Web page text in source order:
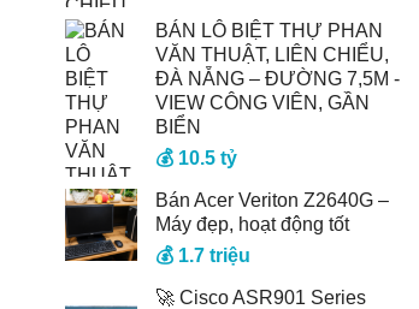
BÁN LÔ BIỆT THỰ PHAN
VĂN THUẬT, LIÊN CHIỂU,
ĐÀ NẴNG – ĐƯỜNG 7,5M -
VIEW CÔNG VIÊN, GẦN
BIỂN
💰 10.5 tỷ
Bán Acer Veriton Z2640G –
Máy đẹp, hoạt động tốt
💰 1.7 triệu
🚀 Cisco ASR901 Series